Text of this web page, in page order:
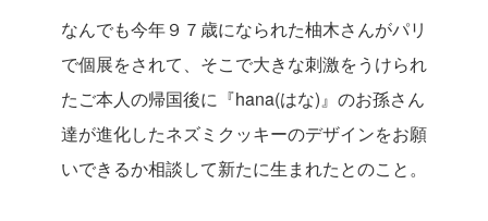
なんでも今年９７歳になられた柚木さんがパリ
で個展をされて、そこで大きな刺激をうけられ
たご本人の帰国後に『hana(はな)』のお孫さん
達が進化したネズミクッキーのデザインをお願
いできるか相談して新たに生まれたとのこと。